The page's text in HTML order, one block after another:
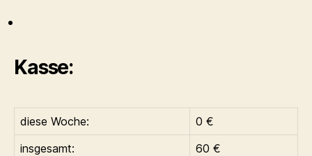
Kasse:
diese Woche:
0 €
insgesamt:
60 €